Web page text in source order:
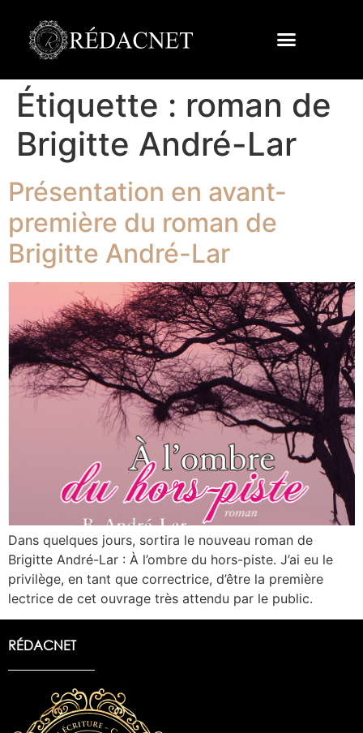
Étiquette : roman de
Brigitte André-Lar
Présentation en avant-
première du roman de
Brigitte André-Lar
Dans quelques jours, sortira le nouveau roman de
Brigitte André-Lar : À l’ombre du hors-piste. J’ai eu le
privilège, en tant que correctrice, d’être la première
lectrice de cet ouvrage très attendu par le public.
RÉDACNET